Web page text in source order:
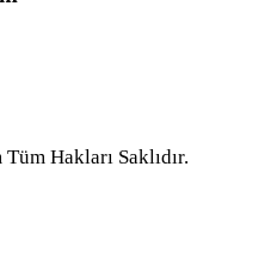
Hakları Saklıdır.